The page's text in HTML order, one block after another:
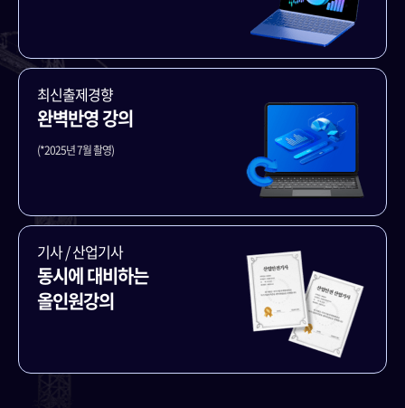
최신출제경향
완벽반영 강의
(*2025년 7월 촬영)
기사 / 산업기사
동시에 대비하는
올인원강의